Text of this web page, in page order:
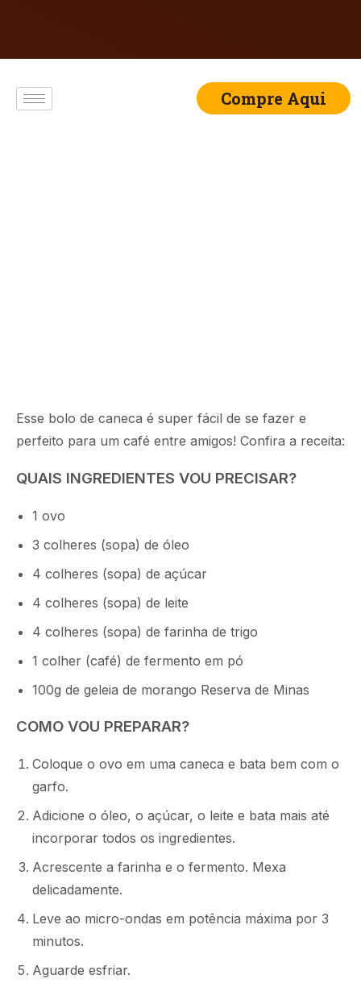
Compre Aqui
Esse bolo de caneca é super fácil de se fazer e
perfeito para um café entre amigos! Confira a receita:
QUAIS INGREDIENTES VOU PRECISAR?
1 ovo
3 colheres (sopa) de óleo
4 colheres (sopa) de açúcar
4 colheres (sopa) de leite
4 colheres (sopa) de farinha de trigo
1 colher (café) de fermento em pó
100g de geleia de morango Reserva de Minas
COMO VOU PREPARAR?
Coloque o ovo em uma caneca e bata bem com o
garfo.
Adicione o óleo, o açúcar, o leite e bata mais até
incorporar todos os ingredientes.
Acrescente a farinha e o fermento. Mexa
delicadamente.
Leve ao micro-ondas em potência máxima por 3
minutos.
Aguarde esfriar.